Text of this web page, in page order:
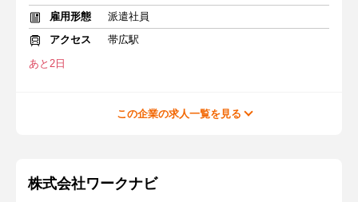
雇用形態
派遣社員
アクセス
帯広駅
あと2日
この企業の求人一覧を見る
株式会社ワークナビ